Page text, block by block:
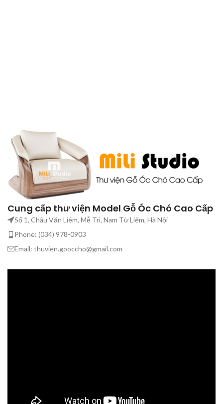
Cung cấp thư viện Model Gỗ Óc Chó Cao Cấp
Số 1, Châu Văn Liêm, Mễ Trì, Nam Từ Liêm, Hà Nội
Phone: (034) 978-0903
Email: thuvien.gooccho@gmail.com